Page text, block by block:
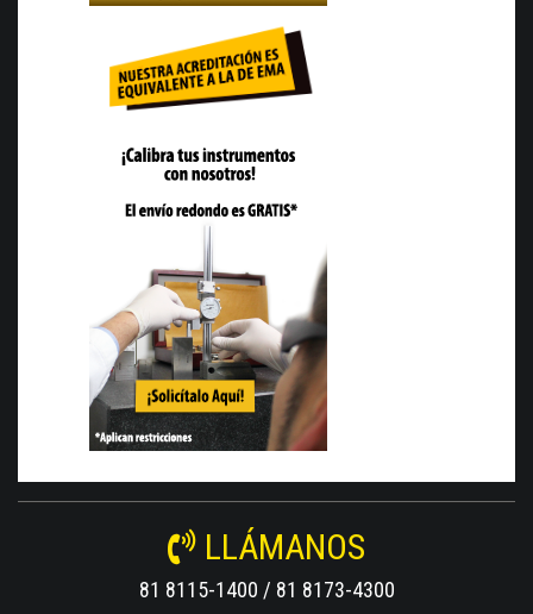
LLÁMANOS
81 8115-1400 / 81 8173-4300